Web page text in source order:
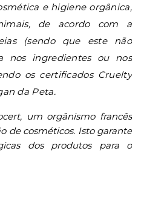
e higiene orgânica,
de acordo com a
(sendo que este não
nos ingredientes ou nos
os certificados Cruelty
da Peta.
um orgânismo francês
de cosméticos. Isto garante
dos produtos para o